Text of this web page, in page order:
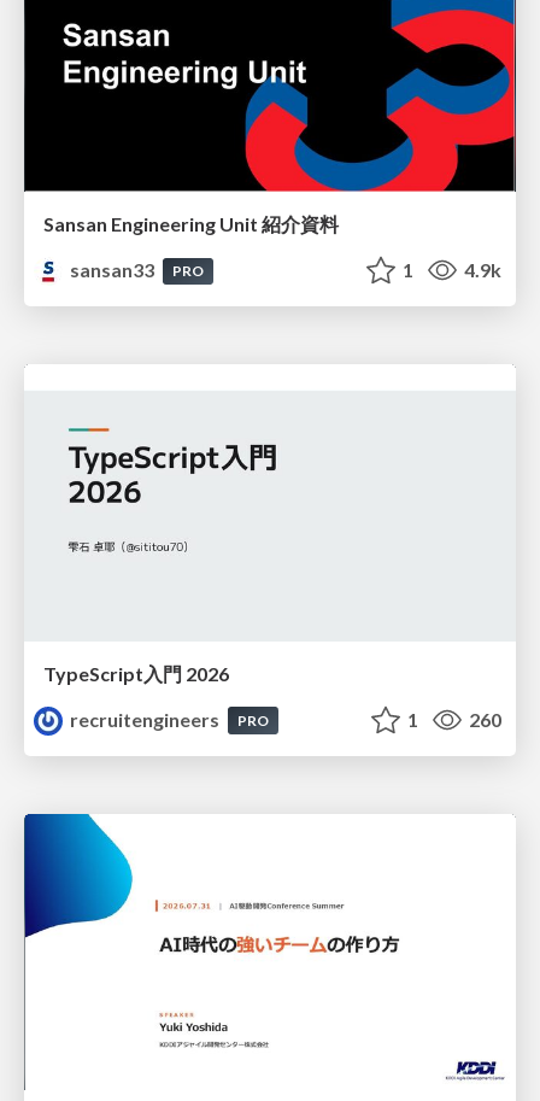
Sansan Engineering Unit 紹介資料
sansan33
PRO 1 4.9k
TypeScript入門 2026
recruitengineers
PRO 1 260